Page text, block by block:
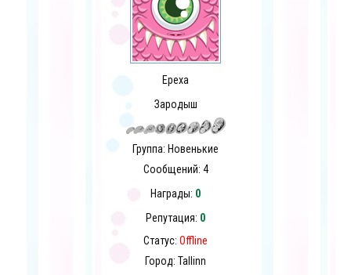
Epexa
Зародыш
Группа: Новенькие
Сообщений: 4
Награды: 0
Репутация: 0
Статус: Offline
Город: Tallinn